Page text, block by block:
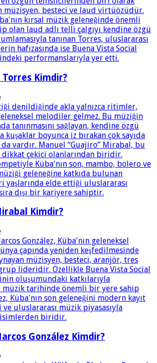
Kimdir?
Kimdir?
González Kimdir?